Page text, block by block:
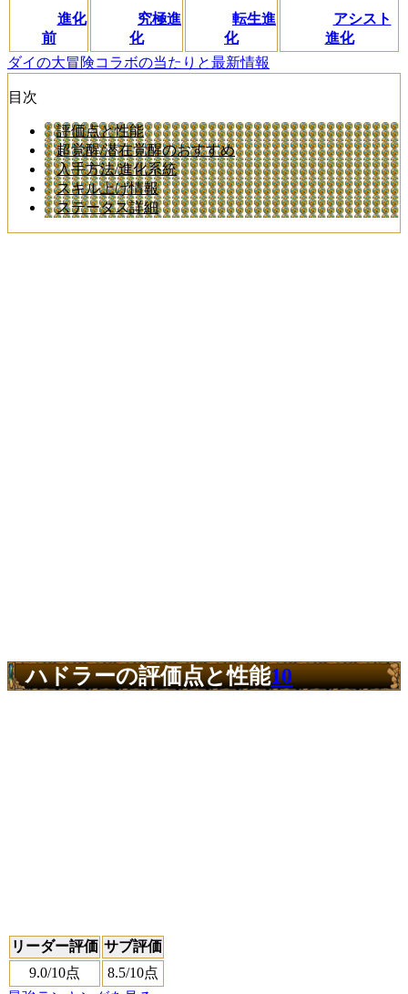
進化
前
究極進
化
転生進
化
アシスト
進化
ダイの大冒険コラボの当たりと最新情報
目次
評価点と性能
超覚醒/潜在覚醒のおすすめ
入手方法/進化系統
スキル上げ情報
ステータス詳細
ハドラーの評価点と性能10
リーダー評価 サブ評価
9.0/10点 8.5/10点